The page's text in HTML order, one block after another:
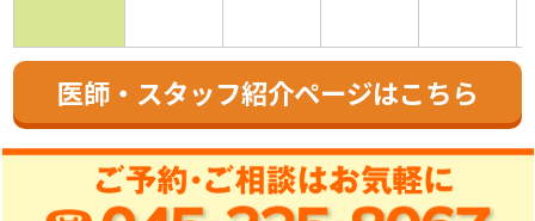
医師・スタッフ紹介ページはこちら